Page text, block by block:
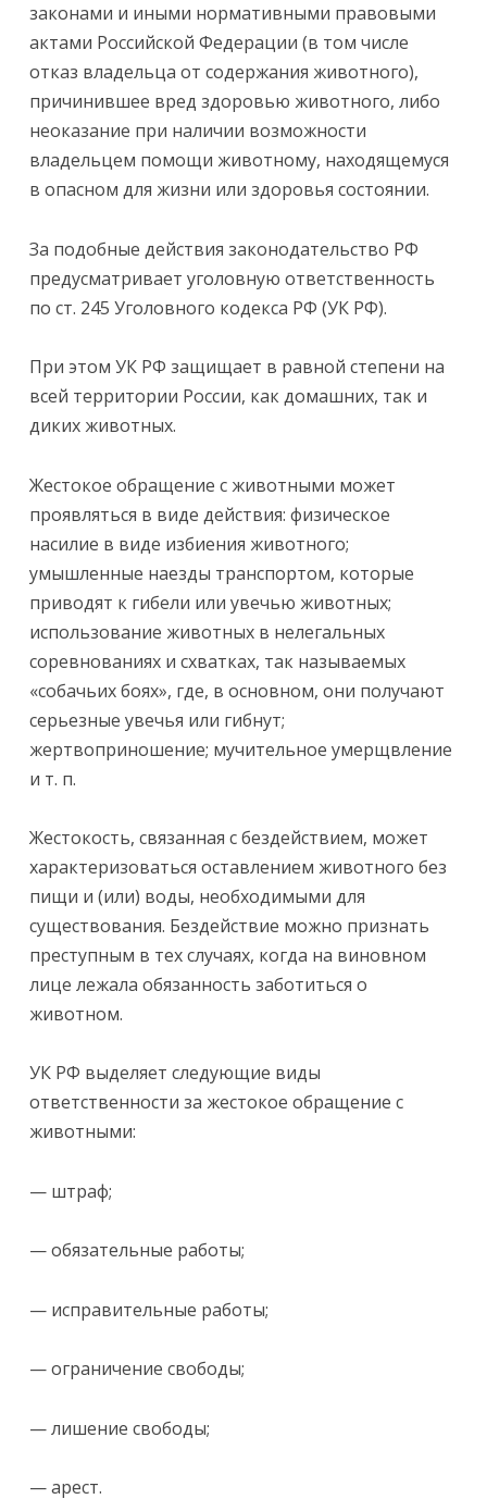
законами и иными нормативными правовыми
актами Российской Федерации (в том числе
отказ владельца от содержания животного),
причинившее вред здоровью животного, либо
неоказание при наличии возможности
владельцем помощи животному, находящемуся
в опасном для жизни или здоровья состоянии.
За подобные действия законодательство РФ
предусматривает уголовную ответственность
по ст. 245 Уголовного кодекса РФ (УК РФ).
При этом УК РФ защищает в равной степени на
всей территории России, как домашних, так и
диких животных.
Жестокое обращение с животными может
проявляться в виде действия: физическое
насилие в виде избиения животного;
умышленные наезды транспортом, которые
приводят к гибели или увечью животных;
использование животных в нелегальных
соревнованиях и схватках, так называемых
«собачьих боях», где, в основном, они получают
серьезные увечья или гибнут;
жертвоприношение; мучительное умерщвление
и т. п.
Жестокость, связанная с бездействием, может
характеризоваться оставлением животного без
пищи и (или) воды, необходимыми для
существования. Бездействие можно признать
преступным в тех случаях, когда на виновном
лице лежала обязанность заботиться о
животном.
УК РФ выделяет следующие виды
ответственности за жестокое обращение с
животными:
— штраф;
— обязательные работы;
— исправительные работы;
— ограничение свободы;
— лишение свободы;
— арест.